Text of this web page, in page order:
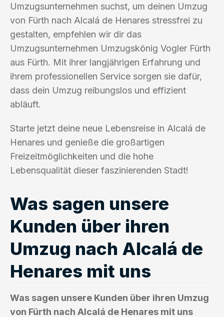
Umzugsunternehmen suchst, um deinen Umzug
von Fürth nach Alcalá de Henares stressfrei zu
gestalten, empfehlen wir dir das
Umzugsunternehmen Umzugskönig Vogler Fürth
aus Fürth. Mit ihrer langjährigen Erfahrung und
ihrem professionellen Service sorgen sie dafür,
dass dein Umzug reibungslos und effizient
abläuft.
Starte jetzt deine neue Lebensreise in Alcalá de
Henares und genieße die großartigen
Freizeitmöglichkeiten und die hohe
Lebensqualität dieser faszinierenden Stadt!
Was sagen unsere
Kunden über ihren
Umzug nach Alcalá de
Henares mit uns
Was sagen unsere Kunden über ihren Umzug
von Fürth nach Alcalá de Henares mit uns